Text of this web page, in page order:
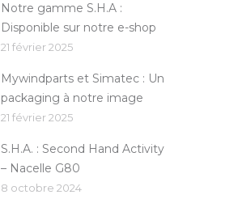
Notre gamme S.H.A :
Disponible sur notre e-shop
21 février 2025
Mywindparts et Simatec : Un
packaging à notre image
21 février 2025
S.H.A. : Second Hand Activity
– Nacelle G80
8 octobre 2024